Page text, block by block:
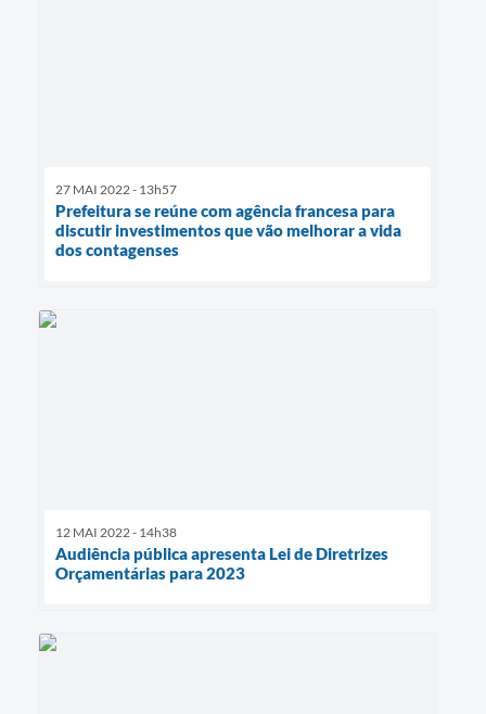
27 MAI 2022 - 13h57
Prefeitura se reúne com agência francesa para
discutir investimentos que vão melhorar a vida
dos contagenses
12 MAI 2022 - 14h38
Audiência pública apresenta Lei de Diretrizes
Orçamentárias para 2023